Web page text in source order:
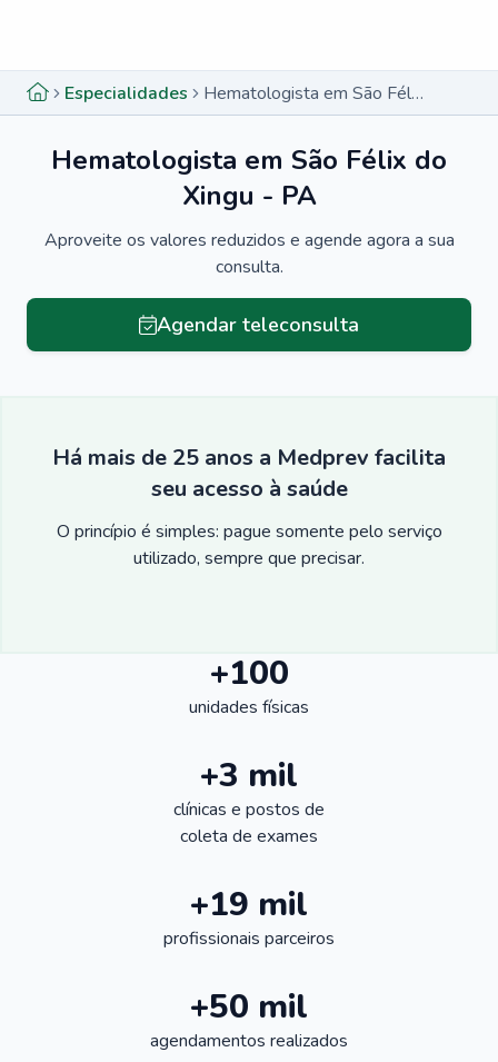
Especialidades Hematologista em São Félix do Xingu - PA
Hematologista em São Félix do
Xingu - PA
Aproveite os valores reduzidos e agende agora a sua
consulta.
Agendar teleconsulta
Há mais de 25 anos a Medprev facilita
seu acesso à saúde
O princípio é simples: pague somente pelo serviço
utilizado, sempre que precisar.
+100
unidades físicas
+3 mil
clínicas e postos de
coleta de exames
+19 mil
profissionais parceiros
+50 mil
agendamentos realizados